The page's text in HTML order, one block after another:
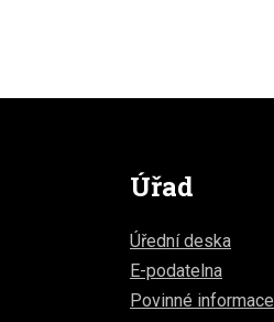
Úřad
Úřední deska
E-podatelna
Povinné informace